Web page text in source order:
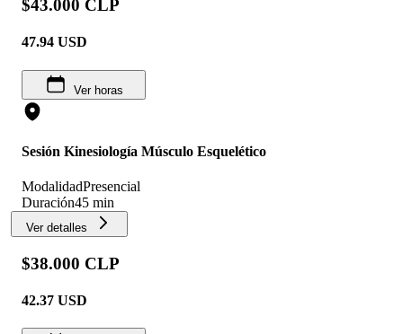
$43.000 CLP
47.94 USD
Ver horas
Sesión Kinesiología Músculo Esquelético
ModalidadPresencial
Duración45 min
Ver detalles
$38.000 CLP
42.37 USD